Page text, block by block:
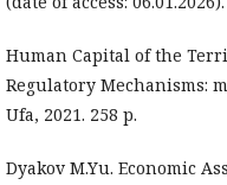
Human Capital of the
Regulatory Mechanisms:
Ufa, 2021. 258 p.
Dyakov M.Yu. Economic